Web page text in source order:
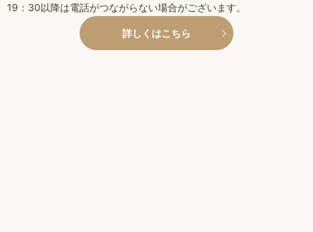
19：30以降は電話がつながらない場合がございます。
詳しくはこちら